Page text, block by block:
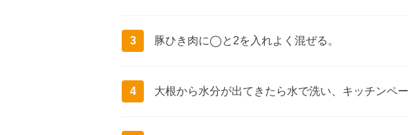
3 豚ひき肉に◯と2を入れよく混ぜる。
4 大根から水分が出てきたら水で洗い、キッチンペ